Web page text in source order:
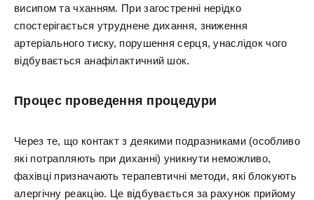
висипом та чханням. При загостренні нерідко
спостерігається утруднене дихання, зниження
артеріального тиску, порушення серця, унаслідок чого
відбувається анафілактичний шок.
Процес проведення процедури
Через те, що контакт з деякими подразниками (особливо
які потрапляють при диханні) уникнути неможливо,
фахівці призначають терапевтичні методи, які блокують
алергічну реакцію. Це відбувається за рахунок прийому